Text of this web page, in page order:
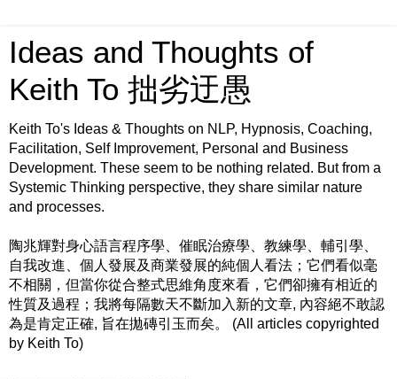
Ideas and Thoughts of
Keith To 拙劣迂愚
Keith To's Ideas & Thoughts on NLP, Hypnosis, Coaching,
Facilitation, Self Improvement, Personal and Business
Development. These seem to be nothing related. But from a
Systemic Thinking perspective, they share similar nature
and processes.
陶兆輝對身心語言程序學、催眠治療學、教練學、輔引學、
自我改進、個人發展及商業發展的純個人看法；它們看似毫
不相關，但當你從合整式思維角度來看，它們卻擁有相近的
性質及過程；我將每隔數天不斷加入新的文章, 內容絕不敢認
為是肯定正確, 旨在拋磚引玉而矣。 (All articles copyrighted
by Keith To)